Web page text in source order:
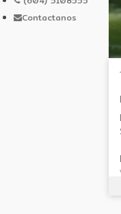
Contactanos